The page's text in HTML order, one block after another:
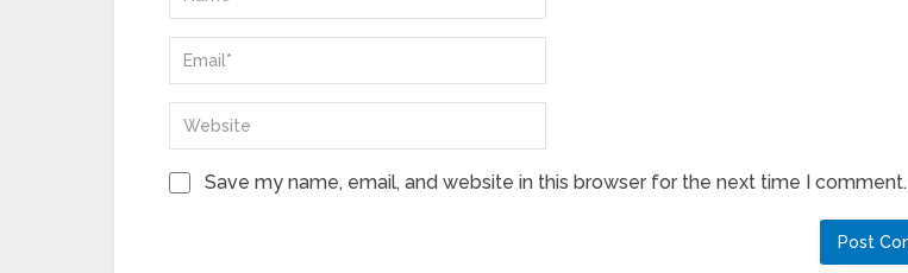
Save my name, email, and website in this browser for the next time I comment.